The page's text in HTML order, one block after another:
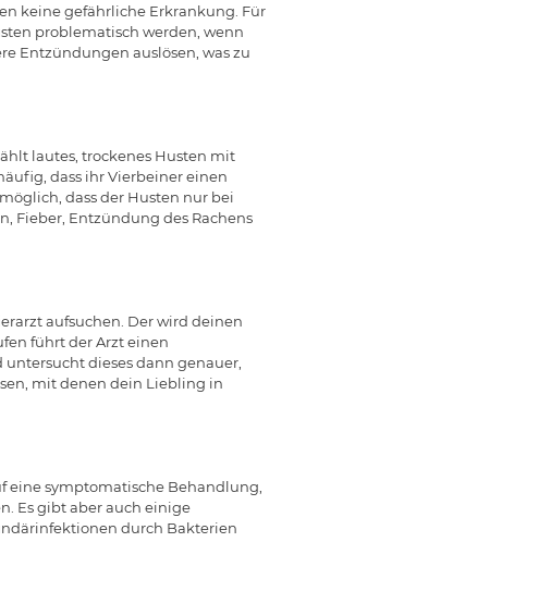
keine gefährliche Erkrankung. Für
problematisch werden, wenn
Entzündungen auslösen, was zu
lautes, trockenes Husten mit
dass ihr Vierbeiner einen
dass der Husten nur bei
Fieber, Entzündung des Rachens
aufsuchen. Der wird deinen
führt der Arzt einen
dieses dann genauer,
mit denen dein Liebling in
eine symptomatische Behandlung,
Es gibt aber auch einige
durch Bakterien